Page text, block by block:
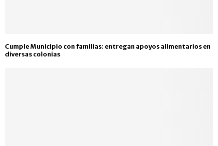
Cumple Municipio con familias: entregan apoyos alimentarios en
diversas colonias